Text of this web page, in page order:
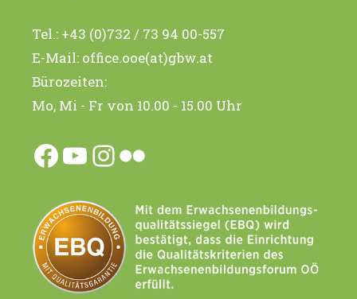
Tel.: +43 (0)732 / 73 94 00-557
E-Mail: office.ooe(at)gbw.at
Bürozeiten:
Mo, Mi - Fr von 10.00 - 15.00 Uhr
Facebook
YouTube
Instagram
Flickr